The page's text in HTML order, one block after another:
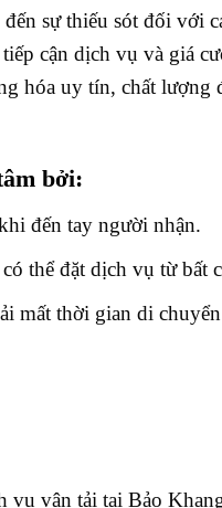
sự thiếu sót đối với
cận dịch vụ và giá
hóa uy tín, chất lượng
bởi:
đến tay người nhận.
thể đặt dịch vụ từ bất
mất thời gian di
vụ vận tải tại Bảo